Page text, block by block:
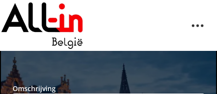
Omschrijving